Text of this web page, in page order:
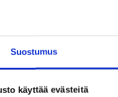
Suostumus
käyttää evästeitä